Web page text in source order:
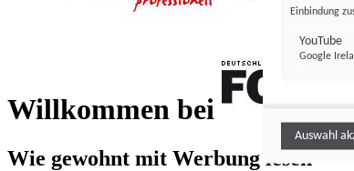
Willkommen bei
FONDS
Wie gewohnt mit Werbung lesen
Einbindung
YouTube
Google
Auswahl